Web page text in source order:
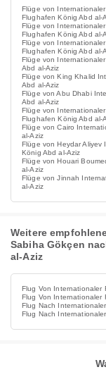
Flüge von
Flughafen König Abd al-
Flüge von
Flughafen König Abd al-
Flüge von
Flughafen König Abd al-
Flüge von
Abd al-Aziz
Flüge von King Khalid
Abd al-Aziz
Flüge von Abu Dhabi
Abd al-Aziz
Flüge von
Flughafen König Abd al-
Flüge von Cairo
al-Aziz
Flüge von Heydar Aliyev
König Abd al-Aziz
Flüge von Houari
al-Aziz
Flüge von Jinnah
al-Aziz
Weitere
Sabiha Gökçen
al-Aziz
Flug Von Internationaler
Flug Von Internationaler
Flug Nach
Flug Nach